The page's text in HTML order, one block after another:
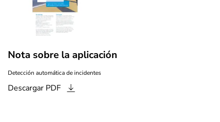
Nota sobre la aplicación
Detección automática de incidentes
Descargar PDF